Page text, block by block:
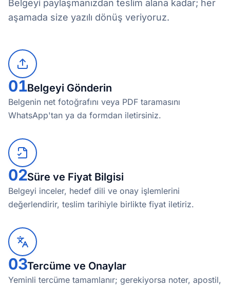
Belgeyi paylaşmanızdan teslim alana kadar; her
aşamada size yazılı dönüş veriyoruz.
01Belgeyi Gönderin
Belgenin net fotoğrafını veya PDF taramasını
WhatsApp'tan ya da formdan iletirsiniz.
02Süre ve Fiyat Bilgisi
Belgeyi inceler, hedef dili ve onay işlemlerini
değerlendirir, teslim tarihiyle birlikte fiyat iletiriz.
03Tercüme ve Onaylar
Yeminli tercüme tamamlanır; gerekiyorsa noter, apostil,